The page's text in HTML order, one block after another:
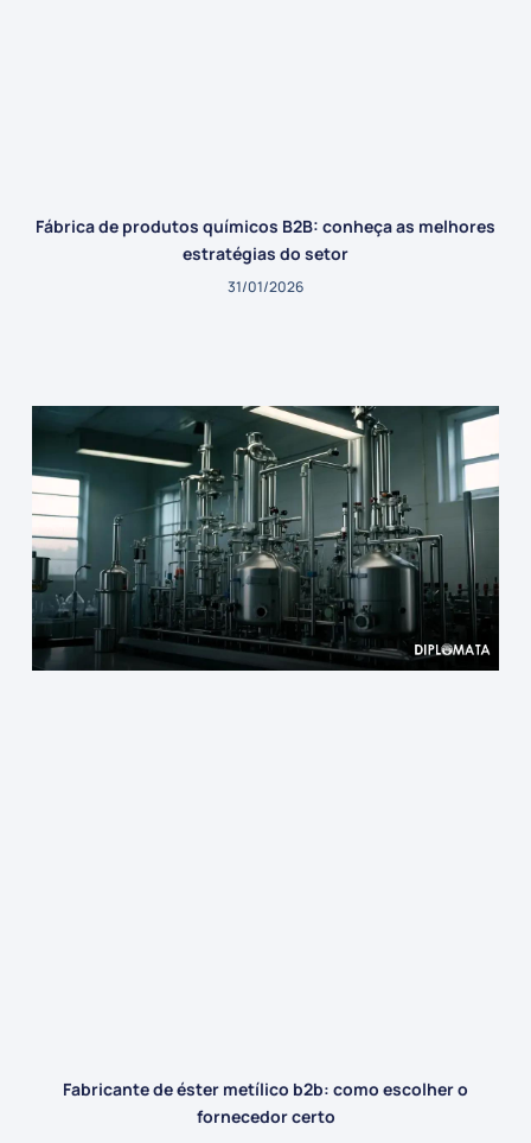
Fábrica de produtos químicos B2B: conheça as melhores
estratégias do setor
31/01/2026
Fabricante de éster metílico b2b: como escolher o
fornecedor certo